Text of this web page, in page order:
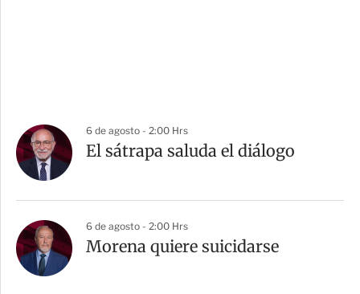
6 de agosto - 2:00 Hrs
El sátrapa saluda el diálogo
6 de agosto - 2:00 Hrs
Morena quiere suicidarse